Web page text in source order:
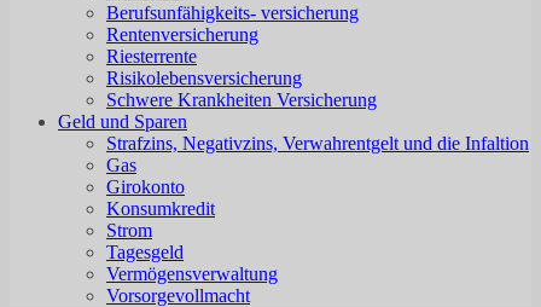
Berufsunfähigkeits- versicherung
Rentenversicherung
Riesterrente
Risikolebensversicherung
Schwere Krankheiten Versicherung
Geld und Sparen
Strafzins, Negativzins, Verwahrentgelt und die Infaltion
Gas
Girokonto
Konsumkredit
Strom
Tagesgeld
Vermögensverwaltung
Vorsorgevollmacht